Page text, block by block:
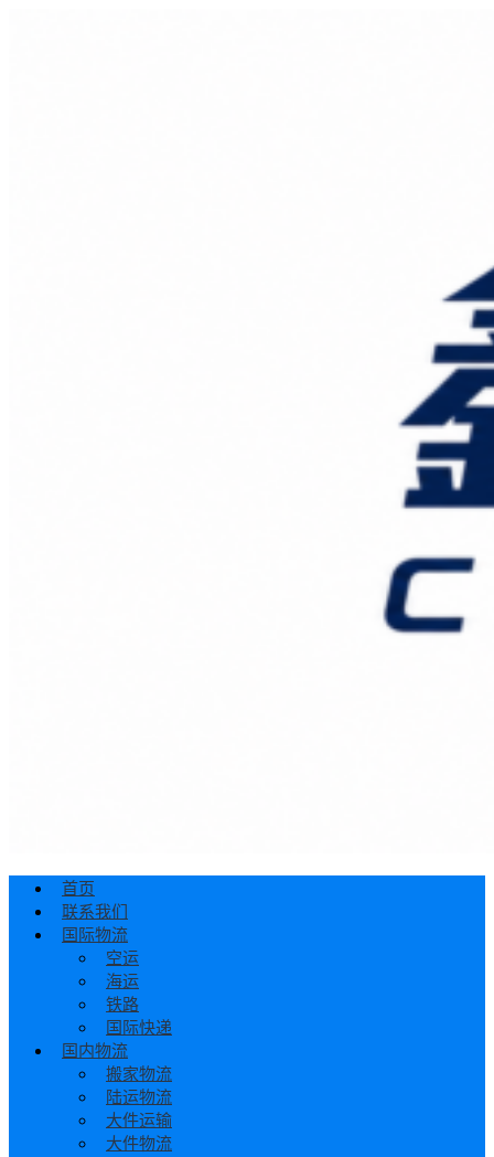
首页
联系我们
国际物流
空运
海运
铁路
国际快递
国内物流
搬家物流
陆运物流
大件运输
大件物流